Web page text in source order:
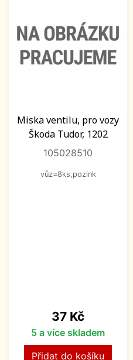
Miska ventilu, pro vozy
Škoda Tudor, 1202
105028510
vůz=8ks,pozink
Cena
37 Kč
5 a více skladem
Přidat do košíku